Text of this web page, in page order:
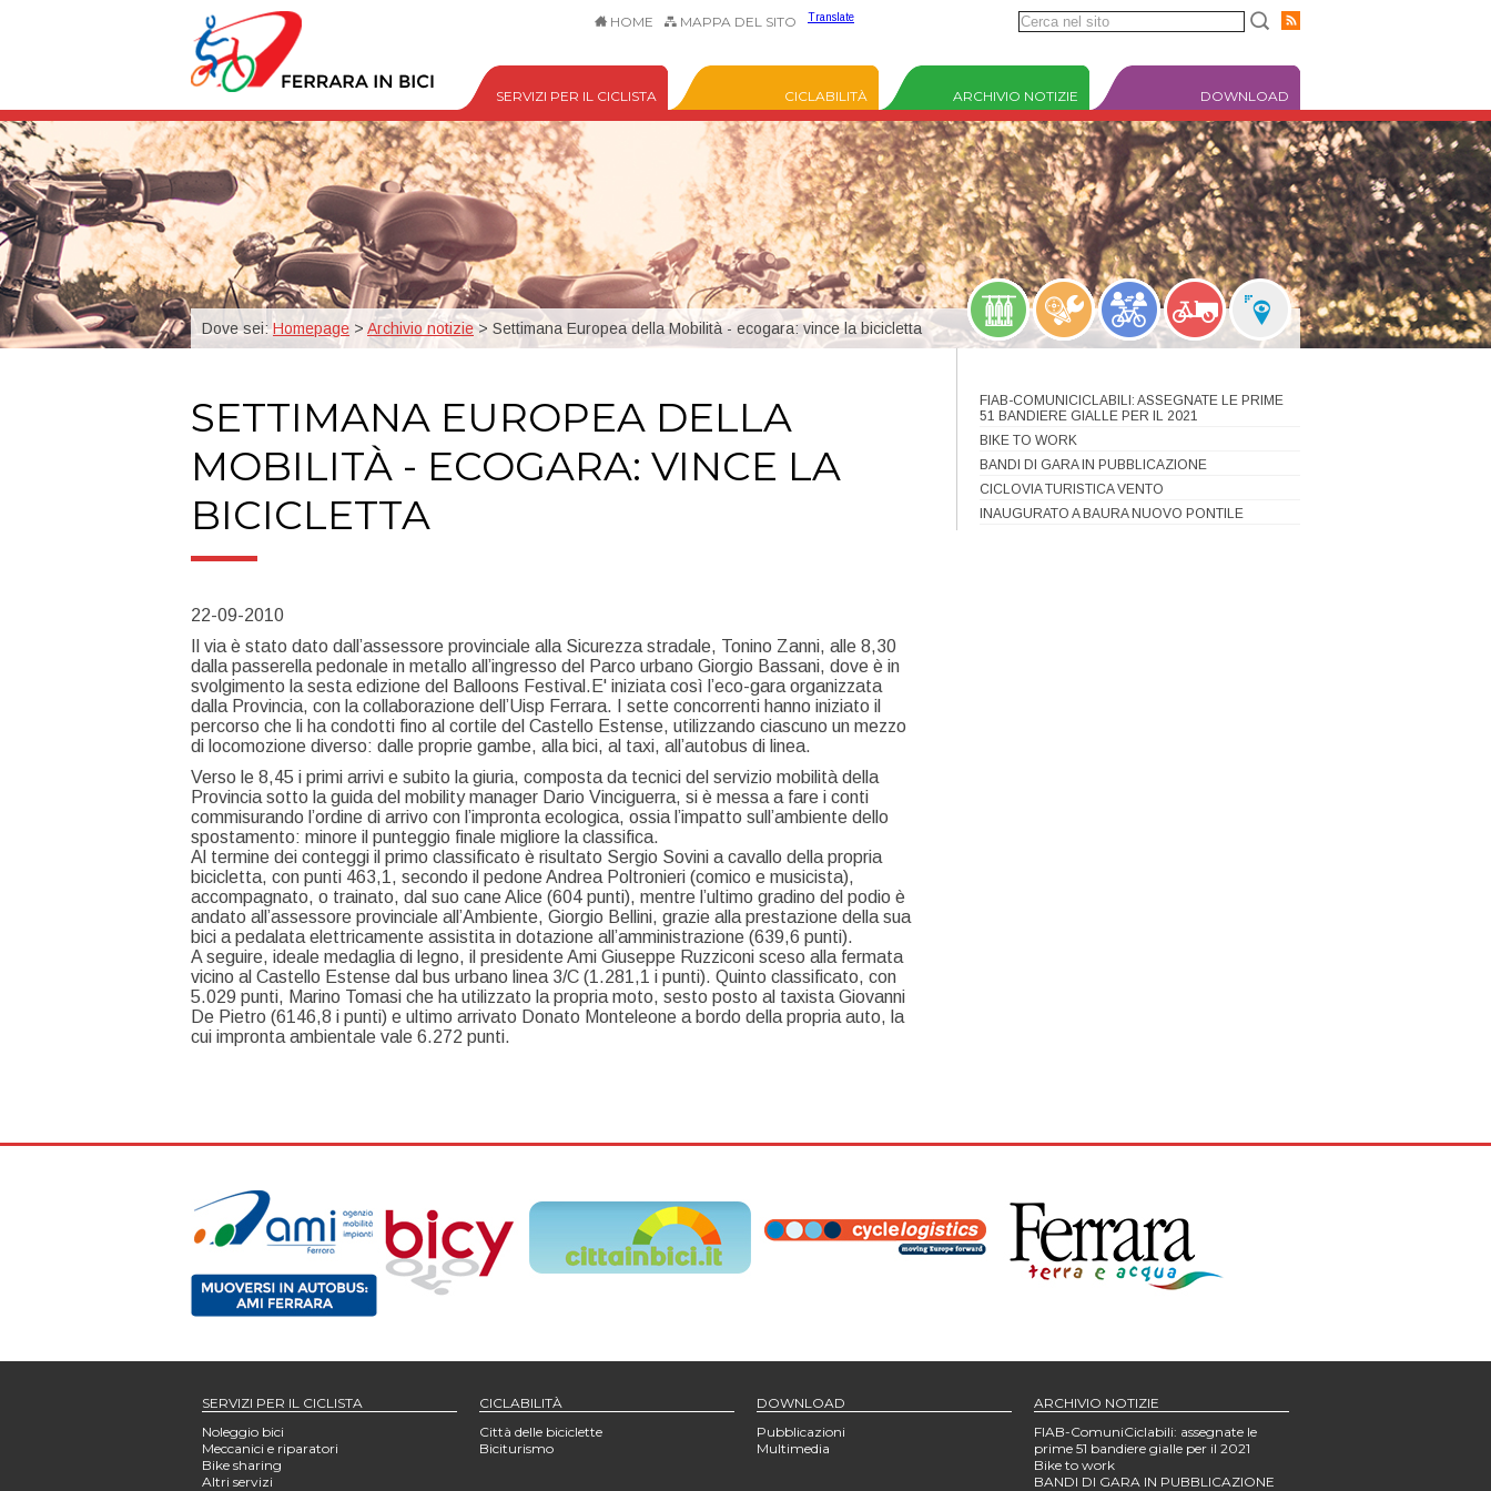
HOME MAPPA DEL SITO Translate
SERVIZI PER IL CICLISTA CICLABILITÀ ARCHIVIO NOTIZIE DOWNLOAD
Dove sei:Homepage > Archivio notizie> Settimana Europea della Mobilità - ecogara: vince la bicicletta
SETTIMANA EUROPEA DELLA
MOBILITÀ - ECOGARA: VINCE LA
BICICLETTA
22-09-2010
Il via è stato dato dall’assessore provinciale alla Sicurezza stradale, Tonino Zanni, alle 8,30
dalla passerella pedonale in metallo all’ingresso del Parco urbano Giorgio Bassani, dove è in
svolgimento la sesta edizione del Balloons Festival.E' iniziata così l’eco-gara organizzata
dalla Provincia, con la collaborazione dell’Uisp Ferrara. I sette concorrenti hanno iniziato il
percorso che li ha condotti fino al cortile del Castello Estense, utilizzando ciascuno un mezzo
di locomozione diverso: dalle proprie gambe, alla bici, al taxi, all’autobus di linea.
Verso le 8,45 i primi arrivi e subito la giuria, composta da tecnici del servizio mobilità della
Provincia sotto la guida del mobility manager Dario Vinciguerra, si è messa a fare i conti
commisurando l’ordine di arrivo con l’impronta ecologica, ossia l’impatto sull’ambiente dello
spostamento: minore il punteggio finale migliore la classifica.
Al termine dei conteggi il primo classificato è risultato Sergio Sovini a cavallo della propria
bicicletta, con punti 463,1, secondo il pedone Andrea Poltronieri (comico e musicista),
accompagnato, o trainato, dal suo cane Alice (604 punti), mentre l’ultimo gradino del podio è
andato all’assessore provinciale all’Ambiente, Giorgio Bellini, grazie alla prestazione della sua
bici a pedalata elettricamente assistita in dotazione all’amministrazione (639,6 punti).
A seguire, ideale medaglia di legno, il presidente Ami Giuseppe Ruzziconi sceso alla fermata
vicino al Castello Estense dal bus urbano linea 3/C (1.281,1 i punti). Quinto classificato, con
5.029 punti, Marino Tomasi che ha utilizzato la propria moto, sesto posto al taxista Giovanni
De Pietro (6146,8 i punti) e ultimo arrivato Donato Monteleone a bordo della propria auto, la
cui impronta ambientale vale 6.272 punti.
FIAB-COMUNICICLABILI: ASSEGNATE LE PRIME
51 BANDIERE GIALLE PER IL 2021
BIKE TO WORK
BANDI DI GARA IN PUBBLICAZIONE
CICLOVIA TURISTICA VENTO
INAUGURATO A BAURA NUOVO PONTILE
SERVIZI PER IL CICLISTA
Noleggio bici
Meccanici e riparatori
Bike sharing
Altri servizi
CICLABILITÀ
Città delle biciclette
Biciturismo
DOWNLOAD
Pubblicazioni
Multimedia
ARCHIVIO NOTIZIE
FIAB-ComuniCiclabili: assegnate le
prime 51 bandiere gialle per il 2021
Bike to work
BANDI DI GARA IN PUBBLICAZIONE